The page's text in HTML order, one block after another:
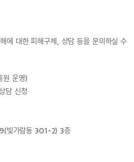
에 대한 피해구제, 상담 등을 문의하실 수
원 운영)
담 신청
가람동 301-2) 3층